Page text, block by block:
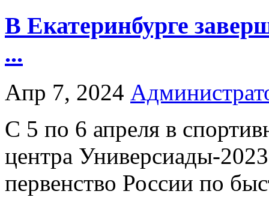
В Екатеринбурге
...
Апр 7, 2024
С 5 по 6 апреля в
центра Универсиады-
первенство России по